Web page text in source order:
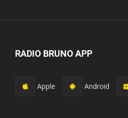
RADIO BRUNO APP
Apple Android